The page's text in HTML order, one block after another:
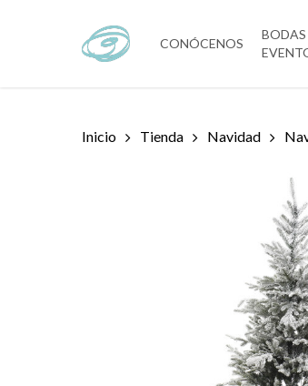
CONÓCENOS
BODAS
Inicio Tienda Navidad